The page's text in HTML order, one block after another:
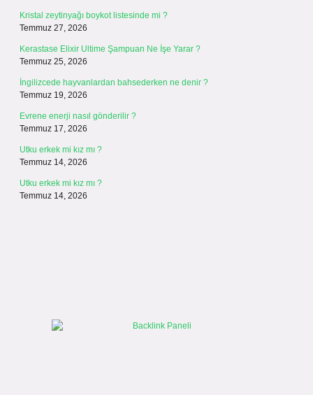
Kristal zeytinyağı boykot listesinde mi ?
Temmuz 27, 2026
Kerastase Elixir Ultime Şampuan Ne İşe Yarar ?
Temmuz 25, 2026
İngilizcede hayvanlardan bahsederken ne denir ?
Temmuz 19, 2026
Evrene enerji nasıl gönderilir ?
Temmuz 17, 2026
Utku erkek mi kız mı ?
Temmuz 14, 2026
Utku erkek mi kız mı ?
Temmuz 14, 2026